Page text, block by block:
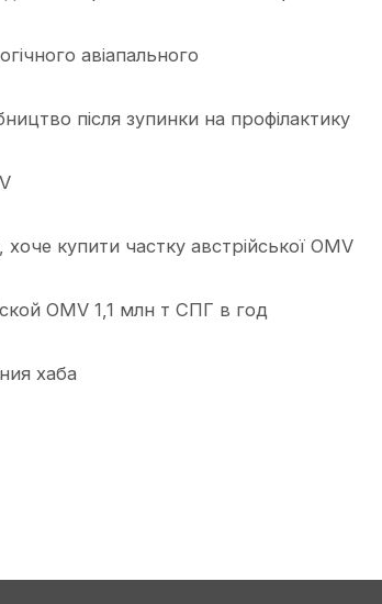
авіапального
після зупинки на профілактику
купити частку австрійської OMV
OMV 1,1 млн т СПГ в год
хаба